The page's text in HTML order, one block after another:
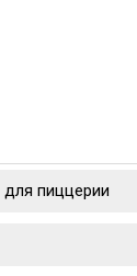
пиццерии